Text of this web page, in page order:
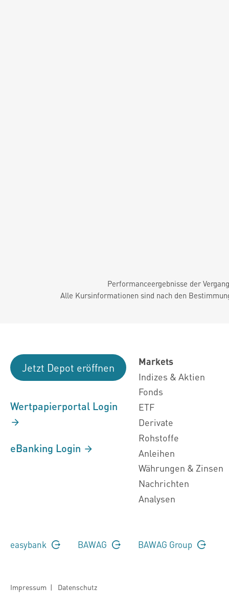
Performanceergebnisse der
Alle Kursinformationen sind nach den
Jetzt Depot eröffnen
Wertpapierportal Login
eBanking Login
Markets
Indizes & Aktien
Fonds
ETF
Derivate
Rohstoffe
Anleihen
Währungen & Zinsen
Nachrichten
Analysen
easybank BAWAG BAWAG Group
Impressum | Datenschutz